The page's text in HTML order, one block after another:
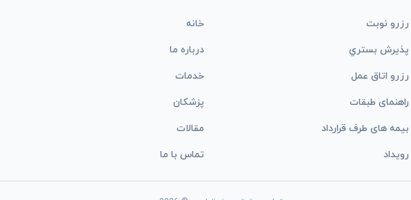
رزرو نوبت
پذيرش بستري
رزرو اتاق عمل
راهنمای طبقات
بيمه های طرف قرارداد
رویداد
خانه
درباره ما
خدمات
پزشکان
مقالات
تماس با ما